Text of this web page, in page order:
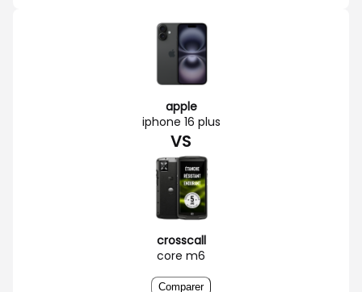
apple
iphone 16 plus
VS
crosscall
core m6
Comparer